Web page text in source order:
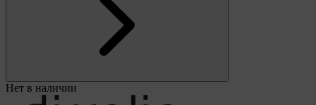
Нет в наличии